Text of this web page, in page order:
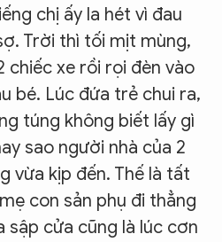
chị ấy la hét vì đau
Trời thì tối mịt mùng,
chiếc xe rồi rọi đèn vào
bé. Lúc đứa trẻ chui ra,
túng không biết lấy gì
sao người nhà của 2
vừa kịp đến. Thế là tất
con sản phụ đi thẳng
sập cửa cũng là lúc cơn